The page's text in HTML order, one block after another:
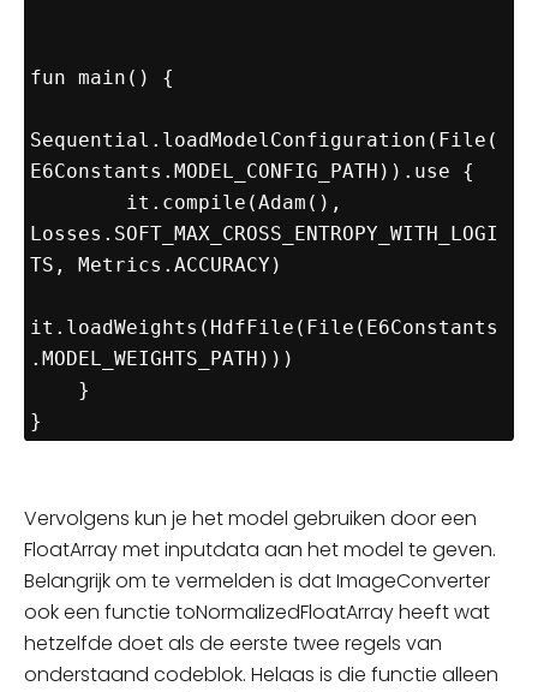
fun main() {
Sequential.loadModelConfiguration(File(
E6Constants.MODEL_CONFIG_PATH)).use {
Losses.SOFT_MAX_CROSS_ENTROPY_WITH_LOGI
TS, Metrics.ACCURACY)
it.loadWeights(HdfFile(File(E6Constants
.MODEL_WEIGHTS_PATH)))
}
Vervolgens kun je het model gebruiken door een
FloatArray met inputdata aan het model te geven.
Belangrijk om te vermelden is dat ImageConverter
ook een functie toNormalizedFloatArray heeft wat
hetzelfde doet als de eerste twee regels van
onderstaand codeblok. Helaas is die functie alleen